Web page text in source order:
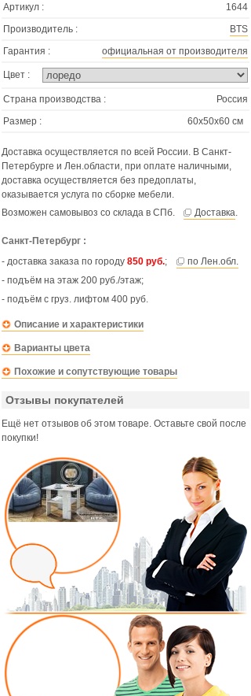
Артикул :
1644
Производитель :
BTS
Гарантия :
официальная от производителя
Цвет :
Страна производства :
Россия
Размер :
60х50х60 см
Доставка осуществляется по всей России. В Санкт-
Петербурге и Лен.области, при оплате наличными,
доставка осуществляется без предоплаты,
оказывается услуга по сборке мебели.
Возможен самовывоз со склада в СПб.
Доставка.
Санкт-Петербург :
- доставка заказа по городу 850 руб.;
по Лен.обл.
- подъём на этаж 200 руб./этаж;
- подъём с груз. лифтом 400 руб.
Описание и характеристики
Варианты цвета
Похожие и сопутствующие товары
Отзывы покупателей
Ещё нет отзывов об этом товаре. Оставьте свой после
покупки!